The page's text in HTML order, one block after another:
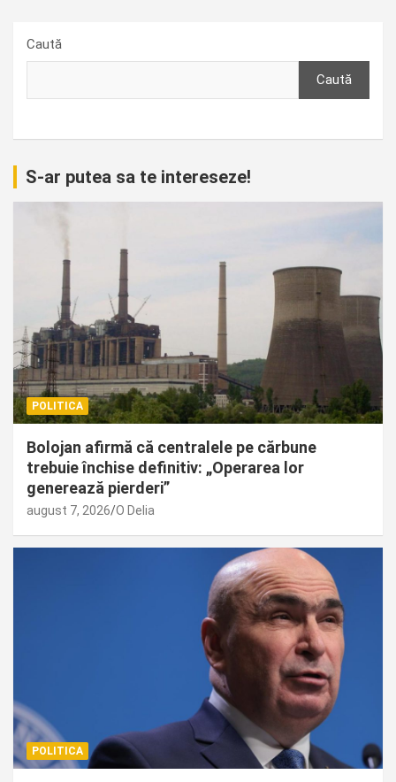
Caută
Caută
S-ar putea sa te intereseze!
POLITICA
Bolojan afirmă că centralele pe cărbune
trebuie închise definitiv: „Operarea lor
generează pierderi”
august 7, 2026 O Delia
POLITICA